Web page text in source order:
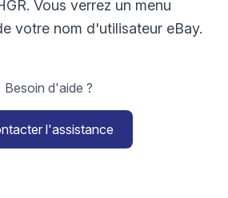
Vous verrez un menu
votre nom d'utilisateur eBay.
Besoin d'aide ?
l'assistance